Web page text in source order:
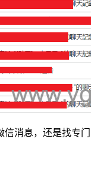
消息，还是找专门